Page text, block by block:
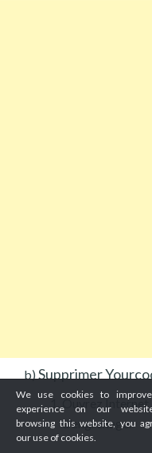
b) Supprimer
Ouvrez
d'engrenage.
We use cookies to
experience on our
browsing this website, you
our use of cookies.